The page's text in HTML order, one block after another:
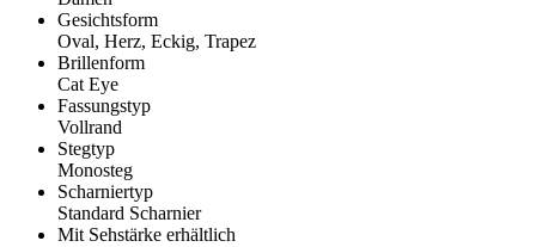
Gesichtsform
Oval, Herz, Eckig, Trapez
Brillenform
Cat Eye
Fassungstyp
Vollrand
Stegtyp
Monosteg
Scharniertyp
Standard Scharnier
Mit Sehstärke erhältlich